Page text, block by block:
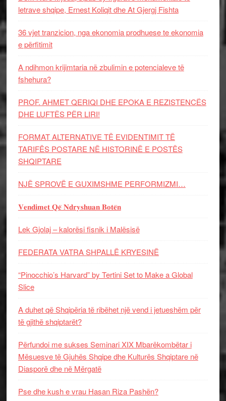
letrave shqipe, Ernest Koliqit dhe At Gjergj Fishta
36 vjet tranzicion, nga ekonomia prodhuese te ekonomia
e përfitimit
A ndihmon krijimtaria në zbulimin e potencialeve të
fshehura?
PROF. AHMET QERIQI DHE EPOKA E REZISTENCЁS
DHE LUFTЁS PЁR LIRI!
FORMAT ALTERNATIVE TË EVIDENTIMIT TË
TARIFËS POSTARE NË HISTORINË E POSTËS
SHQIPTARE
NJË SPROVË E GUXIMSHME PERFORMIZMI…
𝐕𝐞𝐧𝐝𝐢𝐦𝐞𝐭 𝐐𝐞̈ 𝐍𝐝𝐫𝐲𝐬𝐡𝐮𝐚𝐧 𝐁𝐨𝐭𝐞̈𝐧
Lek Gjolaj – kalorësi fisnik i Malësisë
FEDERATA VATRA SHPALLË KRYESINË
“Pinocchio’s Harvard” by Tertini Set to Make a Global
Slice
A duhet që Shqipëria të ribëhet një vend i jetueshëm për
të gjithë shqiptarët?
Përfundoi me sukses Seminari XIX Mbarëkombëtar i
Mësuesve të Gjuhës Shqipe dhe Kulturës Shqiptare në
Diasporë dhe në Mërgatë
Pse dhe kush e vrau Hasan Riza Pashën?